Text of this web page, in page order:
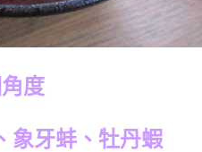
度
象牙蚌、牡丹蝦